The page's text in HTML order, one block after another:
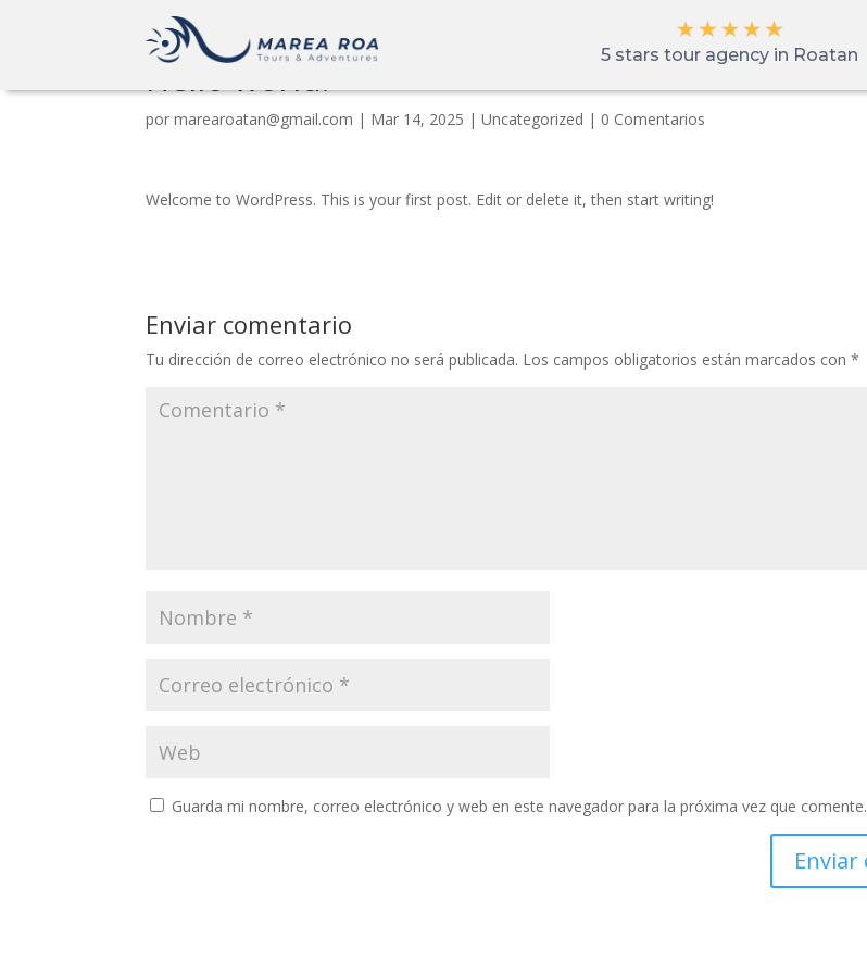
5 stars tour agency in Roatan
Hello world!
pormarearoatan@gmail.com | Mar 14, 2025 |Uncategorized | 0 Comentarios
Welcome to WordPress. This is your first post. Edit or delete it, then start writing!
Enviar comentario
Tu dirección de correo electrónico no será publicada. Los campos obligatorios están marcados con*
Guarda mi nombre, correo electrónico y web en este navegador para la próxima vez que comente.